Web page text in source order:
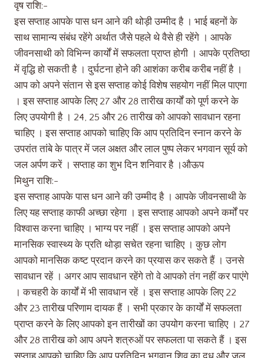
वृष राशि:-
इस सप्ताह आपके पास धन आने की थोड़ी उम्मीद है । भाई बहनों के
साथ सामान्य संबंध रहेंगे अर्थात जैसे पहले थे वैसे ही रहेंगे । आपके
जीवनसाथी को विभिन्न कार्यों में सफलता प्राप्त होगी । आपके प्रतिष्ठा
में वृद्धि हो सकती है । दुर्घटना होने की आशंका करीब करीब नहीं है ।
आप को अपने संतान से इस सप्ताह कोई विशेष सहयोग नहीं मिल पाएगा
। इस सप्ताह आपके लिए 27 और 28 तारीख कार्यों को पूर्ण करने के
लिए उपयोगी है । 24, 25 और 26 तारीख को आपको सावधान रहना
चाहिए । इस सप्ताह आपको चाहिए कि आप प्रतिदिन स्नान करने के
उपरांत तांबे के पात्र में जल अक्षत और लाल पुष्प लेकर भगवान सूर्य को
जल अर्पण करें । सप्ताह का शुभ दिन शनिवार है ।औऊप
मिथुन राशि:-
इस सप्ताह आपके पास धन आने की उम्मीद है । आपके जीवनसाथी के
लिए यह सप्ताह काफी अच्छा रहेगा । इस सप्ताह आपको अपने कर्मों पर
विश्वास करना चाहिए । भाग्य पर नहीं । इस सप्ताह आपको अपने
मानसिक स्वास्थ्य के प्रति थोड़ा सचेत रहना चाहिए । कुछ लोग
आपको मानसिक कष्ट प्रदान करने का प्रयास कर सकते हैं । उनसे
सावधान रहें । अगर आप सावधान रहेंगे तो वे आपको तंग नहीं कर पाएंगे
। कचहरी के कार्यों में भी सावधान रहें । इस सप्ताह आपके लिए 22
और 23 तारीख परिणाम दायक हैं । सभी प्रकार के कार्यों में सफलता
प्राप्त करने के लिए आपको इन तारीखों का उपयोग करना चाहिए । 27
और 28 तारीख को आप अपने शत्रुओं पर सफलता पा सकते हैं । इस